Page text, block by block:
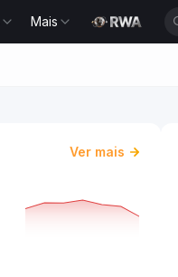
Mais
Ver mais